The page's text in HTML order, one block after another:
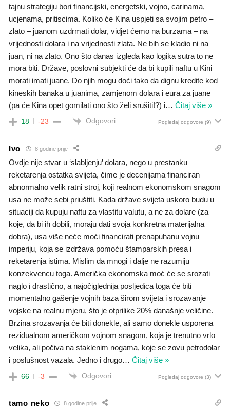
tajnu strategiju bori financijski, energetski, vojno, carinama,
ucjenama, pritiscima. Koliko će Kina uspjeti sa svojim petro –
zlato – juanom uzdrmati dolar, vidjet ćemo na burzama – na
vrijednosti dolara i na vrijednosti zlata. Ne bih se kladio ni na
juan, ni na zlato. Ono što danas izgleda kao logika sutra to ne
mora biti. Države, poslovni subjekti će da bi kupili naftu u Kini
morati imati juane. Do njih mogu doći tako da dignu kredite kod
kineskih banaka u juanima, zamjenom dolara i eura za juane
(pa će Kina opet gomilati ono što želi srušiti!?) i… Čitaj više »
18 -23 Odgovori Pogledaj odgovore (9)
Ivo 8 godine prije
Ovdje nije stvar u ‘slabljenju’ dolara, nego u prestanku
reketarenja ostatka svijeta, čime je decenijama financiran
abnormalno velik ratni stroj, koji realnom ekonomskom snagom
usa ne može sebi priuštiti. Kada države svijeta uskoro budu u
situaciji da kupuju naftu za vlastitu valutu, a ne za dolare (za
koje, da bi ih dobili, moraju dati svoja konkretna materijalna
dobra), usa više neće moći financirati prenapuhanu vojnu
imperiju, koja se izdržava pomoću štamparskih presa i
reketarenja istima. Mislim da mnogi i dalje ne razumiju
konzekvencu toga. Američka ekonomska moć će se srozati
naglo i drastično, a najočiglednija posljedica toga će biti
momentalno gašenje vojnih baza širom svijeta i srozavanje
vojske na realnu mjeru, što je otprilike 20% današnje veličine.
Brzina srozavanja će biti donekle, ali samo donekle usporena
rezidualnom američkom vojnom snagom, koja je trenutno vrlo
velika, ali počiva na staklenim nogama, koje se zovu petrodolar
i poslušnost vazala. Jedno i drugo… Čitaj više »
66 -3 Odgovori Pogledaj odgovore (3)
tamo neko 8 godine prije